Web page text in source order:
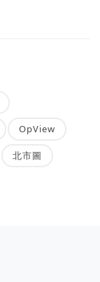
OpView
北市圖